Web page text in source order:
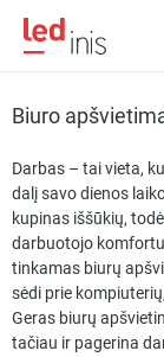
Biuro
Darbas – tai vieta,
dalį savo dienos
kupinas iššūkių,
darbuotojo
tinkamas biurų
sėdi prie
Geras biurų
tačiau ir pagerina